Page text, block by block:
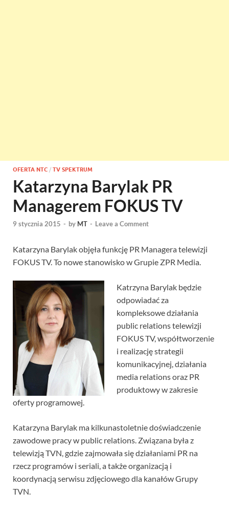
OFERTA NTC / TV SPEKTRUM
Katarzyna Barylak PR
Managerem FOKUS TV
9 stycznia 2015 - by MT - Leave a Comment
Katarzyna Barylak objęła funkcję PR Managera telewizji
FOKUS TV. To nowe stanowisko w Grupie ZPR Media.
Katrzyna Barylak będzie
odpowiadać za
kompleksowe działania
public relations telewizji
FOKUS TV, współtworzenie
i realizację strategii
komunikacyjnej, działania
media relations oraz PR
produktowy w zakresie
oferty programowej.
Katarzyna Barylak ma kilkunastoletnie doświadczenie
zawodowe pracy w public relations. Związana była z
telewizją TVN, gdzie zajmowała się działaniami PR na
rzecz programów i seriali, a także organizacją i
koordynacją serwisu zdjęciowego dla kanałów Grupy
TVN.